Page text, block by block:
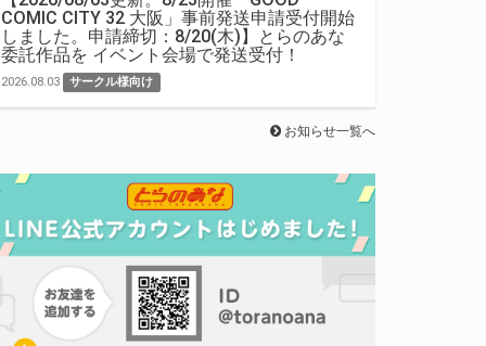
COMIC CITY 32 大阪」事前発送申請受付開始
しました。申請締切：8/20(木)】とらのあな
委託作品を イベント会場で発送受付！
2026.08.03 サークル様向け
お知らせ一覧へ